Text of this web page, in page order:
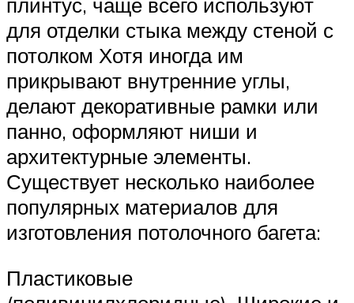
плинтус, чаще всего используют
для отделки стыка между стеной с
потолком Хотя иногда им
прикрывают внутренние углы,
делают декоративные рамки или
панно, оформляют ниши и
архитектурные элементы.
Существует несколько наиболее
популярных материалов для
изготовления потолочного багета:
Пластиковые